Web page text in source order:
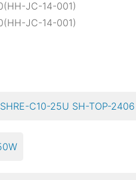
JC-14-001)
JC-14-001)
C10-25U SH-TOP-2406